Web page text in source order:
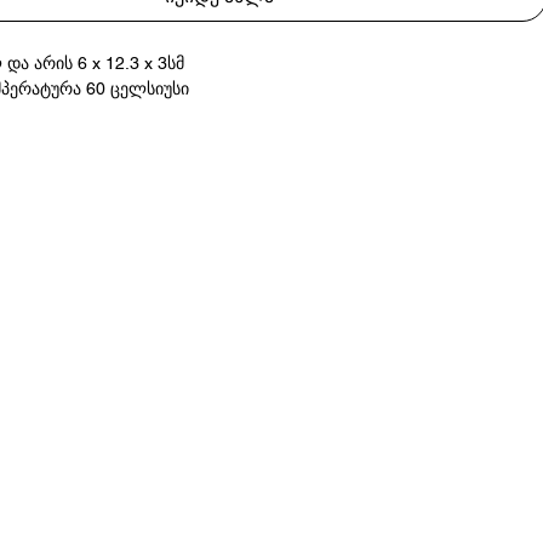
არის 6 x 12.3 x 3სმ
60 ცელსიუსი